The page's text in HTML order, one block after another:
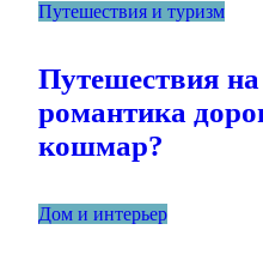
Путешествия и туризм
Путешествия
романтика
кошмар?
Дом и интерьер